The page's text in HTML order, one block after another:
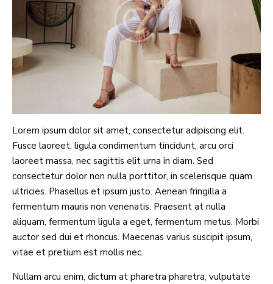
Lorem ipsum dolor sit amet, consectetur adipiscing elit.
Fusce laoreet, ligula condimentum tincidunt, arcu orci
laoreet massa, nec sagittis elit urna in diam. Sed
consectetur dolor non nulla porttitor, in scelerisque quam
ultricies. Phasellus et ipsum justo. Aenean fringilla a
fermentum mauris non venenatis. Praesent at nulla
aliquam, fermentum ligula a eget, fermentum metus. Morbi
auctor sed dui et rhoncus. Maecenas varius suscipit ipsum,
vitae et pretium est mollis nec.
Nullam arcu enim, dictum at pharetra pharetra, vulputate